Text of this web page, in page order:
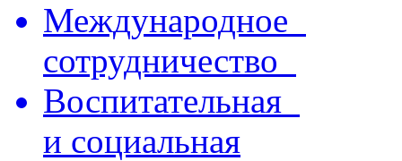
Международное
сотрудничество
Воспитательная
и социальная